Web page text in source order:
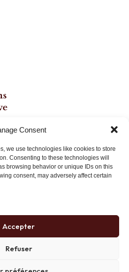
Consent
we use technologies like cookies to store
Consenting to these technologies will
browsing behavior or unique IDs on this
consent, may adversely affect certain
Accepter
Refuser
Libertés
20 45 39